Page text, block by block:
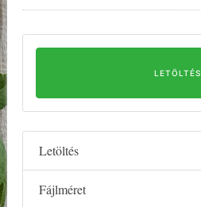
LETÖLTÉS
Letöltés
Fájlméret